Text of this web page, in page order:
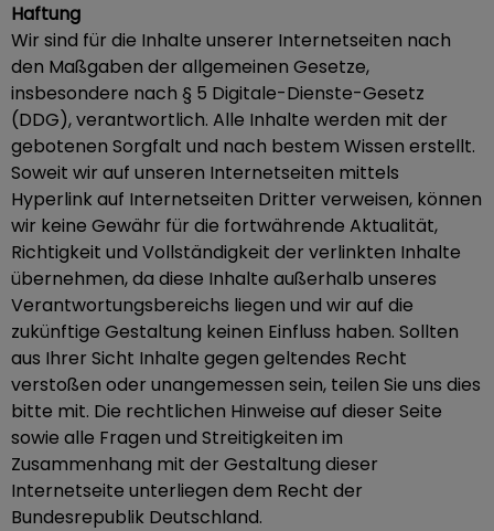
Haftung
Wir sind für die Inhalte unserer Internetseiten nach
den Maßgaben der allgemeinen Gesetze,
insbesondere nach § 5 Digitale-Dienste-Gesetz
(DDG), verantwortlich. Alle Inhalte werden mit der
gebotenen Sorgfalt und nach bestem Wissen erstellt.
Soweit wir auf unseren Internetseiten mittels
Hyperlink auf Internetseiten Dritter verweisen, können
wir keine Gewähr für die fortwährende Aktualität,
Richtigkeit und Vollständigkeit der verlinkten Inhalte
übernehmen, da diese Inhalte außerhalb unseres
Verantwortungsbereichs liegen und wir auf die
zukünftige Gestaltung keinen Einfluss haben. Sollten
aus Ihrer Sicht Inhalte gegen geltendes Recht
verstoßen oder unangemessen sein, teilen Sie uns dies
bitte mit. Die rechtlichen Hinweise auf dieser Seite
sowie alle Fragen und Streitigkeiten im
Zusammenhang mit der Gestaltung dieser
Internetseite unterliegen dem Recht der
Bundesrepublik Deutschland.